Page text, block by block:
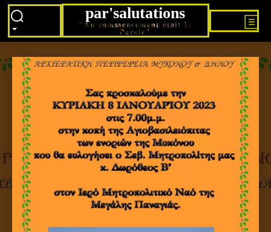
par'salutations
"Au commencement était la
Parole"